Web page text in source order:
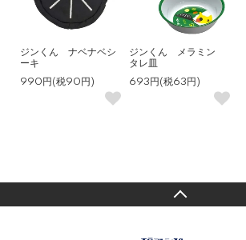
ジンくん ナベナベシ
ーキ
990円(税90円)
ジンくん メラミン
タレ皿
693円(税63円)